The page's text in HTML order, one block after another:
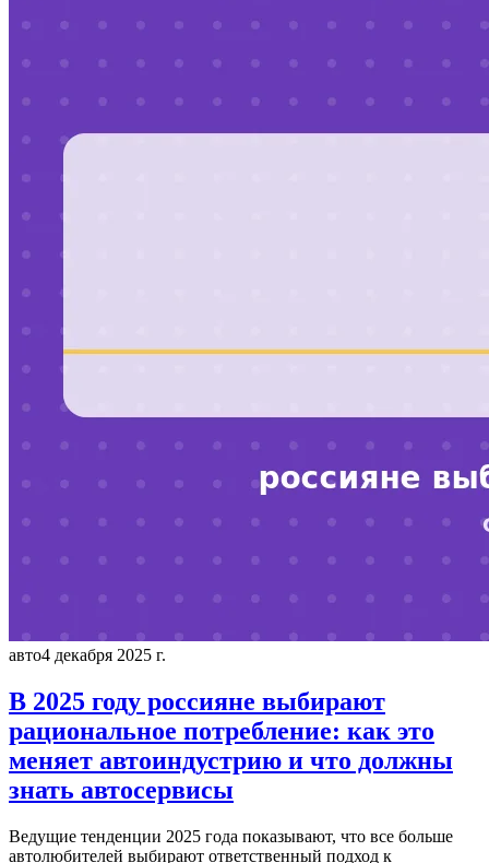
авто4 декабря 2025 г.
В 2025 году россияне выбирают
рациональное потребление: как это
меняет автоиндустрию и что должны
знать автосервисы
Ведущие тенденции 2025 года показывают, что все больше
автолюбителей выбирают ответственный подход к